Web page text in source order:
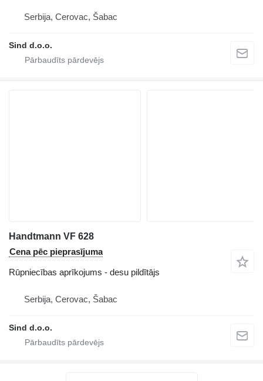
Serbija, Cerovac, Šabac
Sind d.o.o.
Handtmann VF 628
Cena pēc pieprasījuma
Rūpniecības aprīkojums - desu pildītājs
Serbija, Cerovac, Šabac
Sind d.o.o.